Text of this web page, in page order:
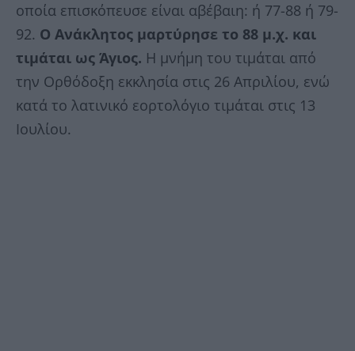
οποία επισκόπευσε είναι αβέβαιη: ή 77-88 ή 79-
92. Ο Ανάκλητος μαρτύρησε το 88 μ.χ. και
τιμάται ως Άγιος. Η μνήμη του τιμάται από
την Ορθόδοξη εκκλησία στις 26 Απριλίου, ενώ
κατά το λατινικό εορτολόγιο τιμάται στις 13
Ιουλίου.